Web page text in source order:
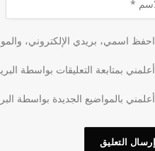
احفظ اسمي، بريدي الإلكتروني،
أعلمني بمتابعة التعليقات بواسطة
أعلمني بالمواضيع الجديدة بواسطة